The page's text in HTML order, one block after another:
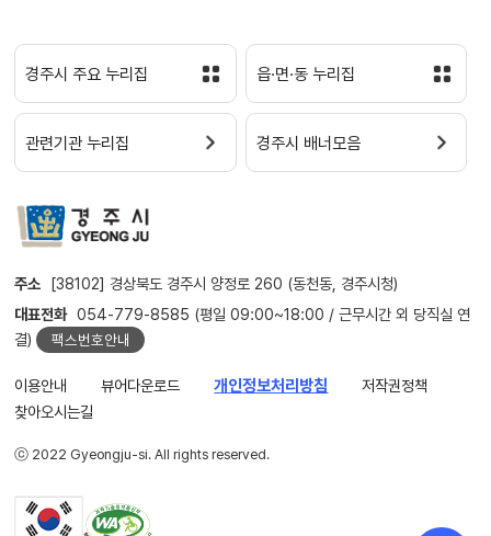
경주시 주요 누리집 읍·면·동 누리집
관련기관 누리집 경주시 배너모음
주소 [38102] 경상북도 경주시 양정로 260 (동천동, 경주시청)
대표전화 054-779-8585 (평일 09:00~18:00 / 근무시간 외 당직실 연
결)
팩스번호안내
이용안내 뷰어다운로드 개인정보처리방침
저작권정책
찾아오시는길
ⓒ 2022 Gyeongju-si. All rights reserved.